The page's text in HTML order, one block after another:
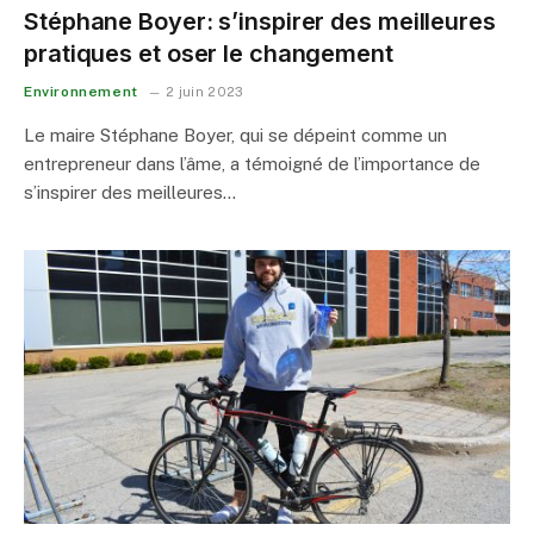
Stéphane Boyer: s’inspirer des meilleures
pratiques et oser le changement
Environnement 2 juin 2023
Le maire Stéphane Boyer, qui se dépeint comme un
entrepreneur dans l’âme, a témoigné de l’importance de
s’inspirer des meilleures…